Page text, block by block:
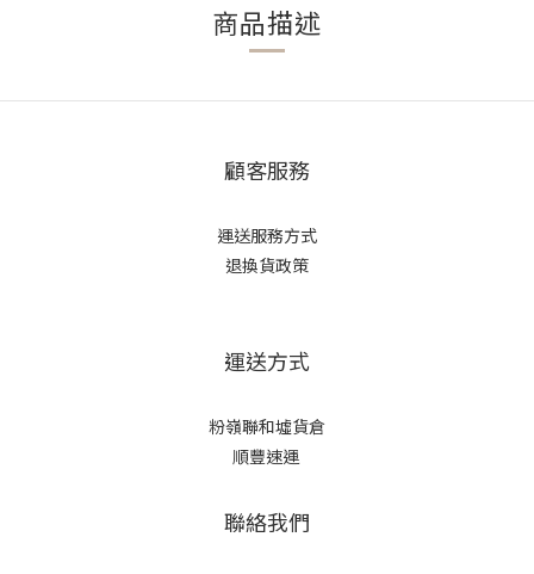
商品描述
顧客服務
運送服務方式
退換貨政策
運送方式
粉嶺聯和墟貨倉
順豐速運
聯絡我們